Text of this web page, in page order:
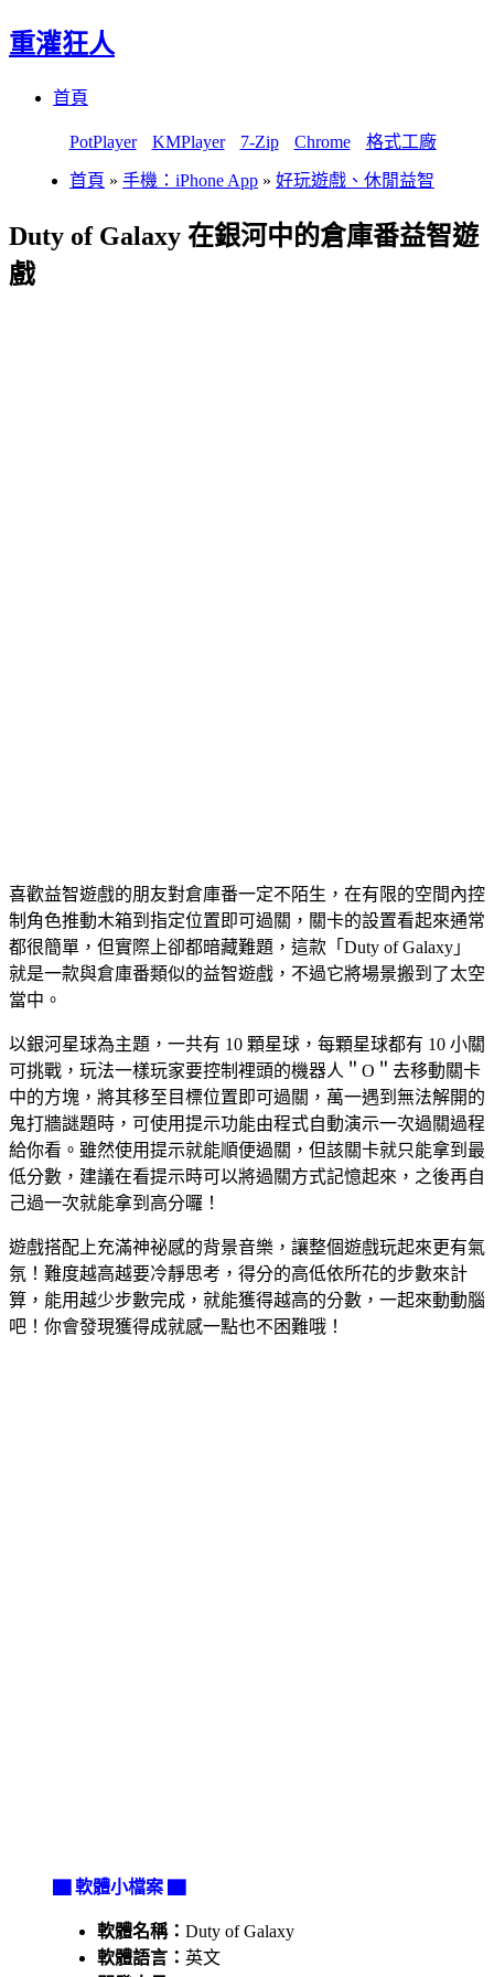
重灌狂人
首頁
PotPlayer KMPlayer 7-Zip Chrome 格式工廠
首頁 » 手機：iPhone App » 好玩遊戲、休閒益智
Duty of Galaxy 在銀河中的倉庫番益智遊
戲
喜歡益智遊戲的朋友對倉庫番一定不陌生，在有限的空間內控
制角色推動木箱到指定位置即可過關，關卡的設置看起來通常
都很簡單，但實際上卻都暗藏難題，這款「Duty of Galaxy」
就是一款與倉庫番類似的益智遊戲，不過它將場景搬到了太空
當中。
以銀河星球為主題，一共有 10 顆星球，每顆星球都有 10 小關
可挑戰，玩法一樣玩家要控制裡頭的機器人＂O＂去移動關卡
中的方塊，將其移至目標位置即可過關，萬一遇到無法解開的
鬼打牆謎題時，可使用提示功能由程式自動演示一次過關過程
給你看。雖然使用提示就能順便過關，但該關卡就只能拿到最
低分數，建議在看提示時可以將過關方式記憶起來，之後再自
己過一次就能拿到高分囉！
遊戲搭配上充滿神祕感的背景音樂，讓整個遊戲玩起來更有氣
氛！難度越高越要冷靜思考，得分的高低依所花的步數來計
算，能用越少步數完成，就能獲得越高的分數，一起來動動腦
吧！你會發現獲得成就感一點也不困難哦！
▇ 軟體小檔案 ▇
軟體名稱： Duty of Galaxy
軟體語言： 英文